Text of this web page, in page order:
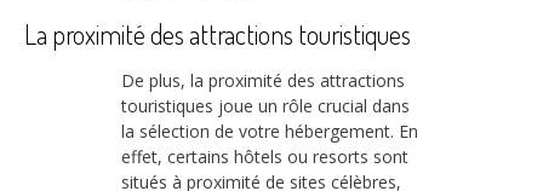
La proximité des attractions touristiques
De plus, la proximité des attractions
touristiques joue un rôle crucial dans
la sélection de votre hébergement. En
effet, certains hôtels ou resorts sont
situés à proximité de sites célèbres,